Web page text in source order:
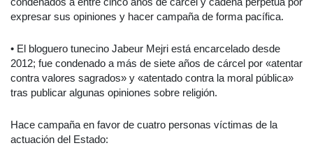
expresar sus opiniones y hacer campaña de forma pacífica.
• El bloguero tunecino Jabeur Mejri está encarcelado desde
2012; fue condenado a más de siete años de cárcel por «atentar
contra valores sagrados» y «atentado contra la moral pública»
tras publicar algunas opiniones sobre religión.
Hace campaña en favor de cuatro personas víctimas de la
actuación del Estado: